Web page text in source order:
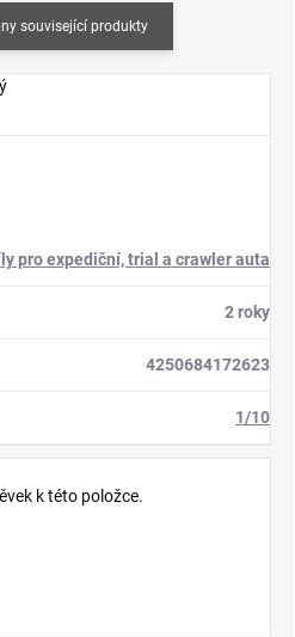
související produkty
pro expediční, trial a crawler auta
2 roky
4250684172623
1/10
k této položce.